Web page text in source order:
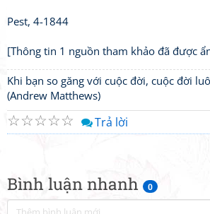
Bình luận nhanh 0
Pest, 4-1844
[Thông tin 1 nguồn tham khảo đã được
Khi bạn so găng với cuộc đời, cuộc đời
(Andrew Matthews)
☆
☆
☆
☆
☆ Trả lời